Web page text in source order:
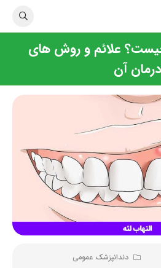
علائم و روش های
درمان آن
دندانپزشک عمومی